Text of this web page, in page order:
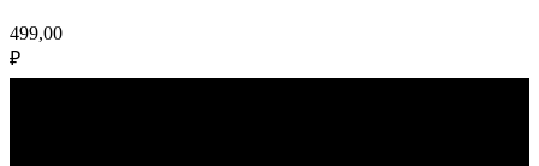
499,00
₽